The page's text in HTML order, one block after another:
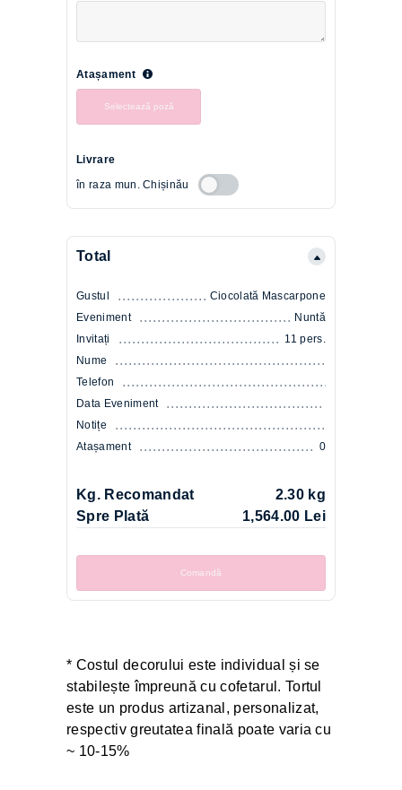
Atașament
Selectează poză
Livrare
în raza mun. Chișinău
Total
Gustul
Ciocolată Mascarpone
Eveniment
Nuntă
Invitați
11 pers.
Nume
Telefon
Data Eveniment
Notițe
Atașament
0
Kg. Recomandat
2.30 kg
Spre Plată
1,564.00 Lei
Comandă
* Costul decorului este individual și se
stabilește împreună cu cofetarul. Tortul
este un produs artizanal, personalizat,
respectiv greutatea finală poate varia cu
~ 10-15%